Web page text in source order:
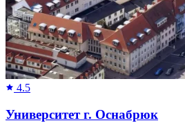
4.5
Университет г. Оснабрюк